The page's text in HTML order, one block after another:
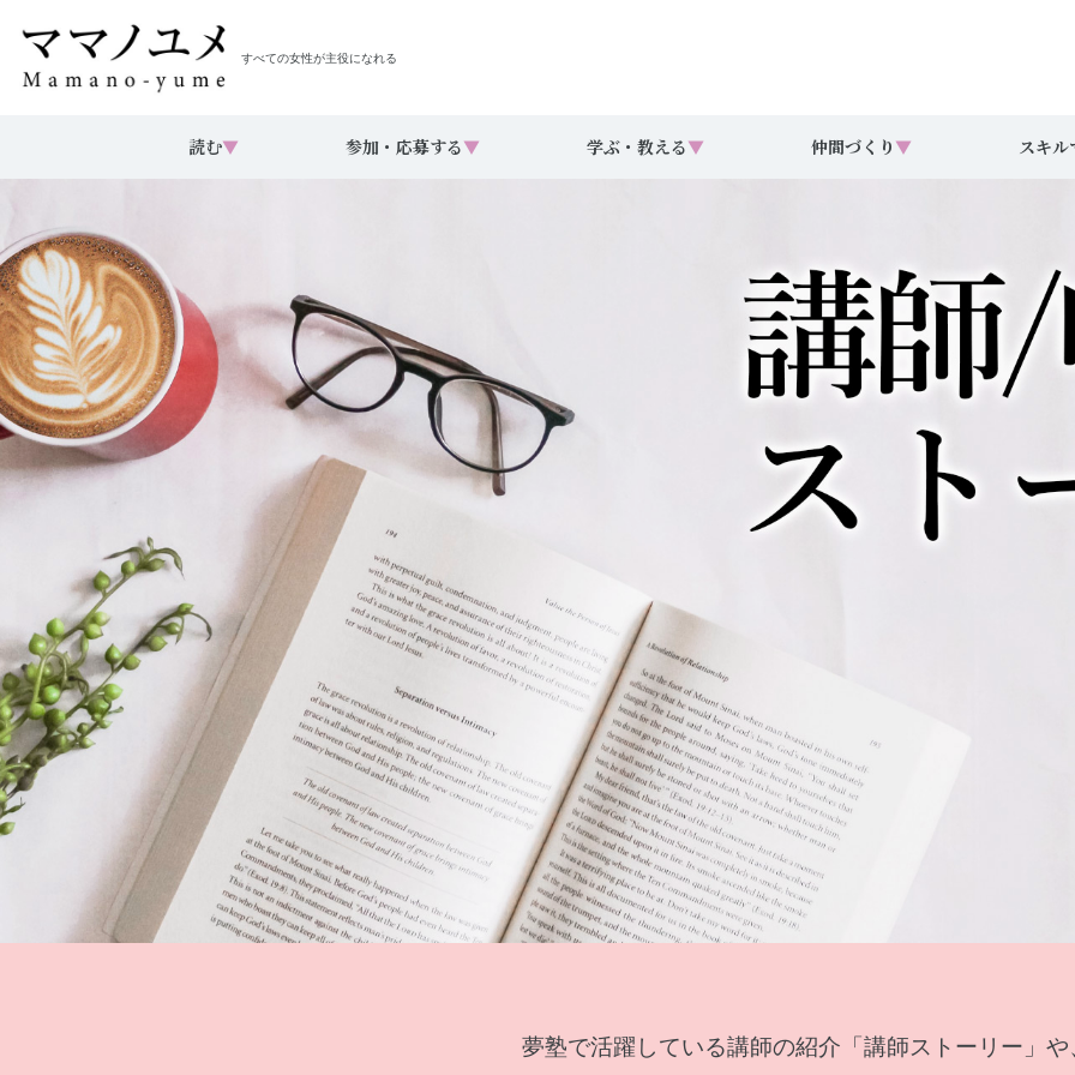
すべての女性が主役になれる
読む▼ 参加・応募する▼ 学ぶ・教える▼ 仲間づくり ▼ スキル
夢塾で活躍している講師の紹介「講師ストーリー」や